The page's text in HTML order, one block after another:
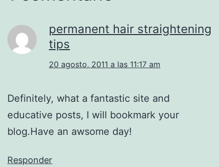
permanent hair straightening
tips
20 agosto, 2011 a las 11:17 am
Definitely, what a fantastic site and
educative posts, I will bookmark your
blog.Have an awsome day!
Responder